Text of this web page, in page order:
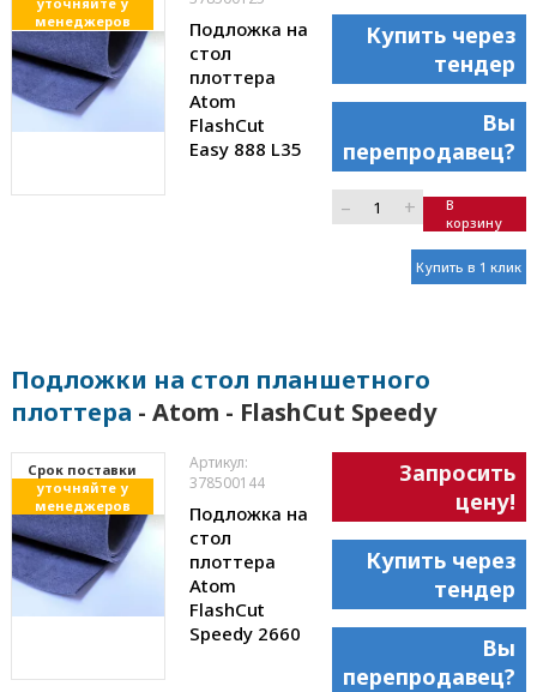
менеджеров
Подложка на
стол
плоттера
Atom
FlashCut
Easy 888 L35
Купить через
тендер
Вы
перепродавец?
– +
В
корзину
Купить в 1 клик
Подложки на стол планшетного
плоттера - Atom - FlashCut Speedy
Cрок поставки
уточняйте у
менеджеров
Артикул:
378500144
Подложка на
стол
плоттера
Atom
FlashCut
Speedy 2660
Запросить
цену!
Купить через
тендер
Вы
перепродавец?